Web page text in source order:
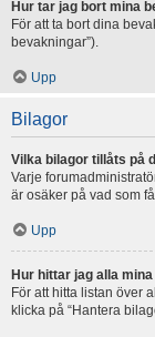
Hur tar jag bort mina
För att ta bort dina
bevakningar”).
Upp
Bilagor
Vilka bilagor tillåts på
Varje
är osäker på vad som
Upp
Hur hittar jag alla
För att hitta listan över
klicka på “Hantera